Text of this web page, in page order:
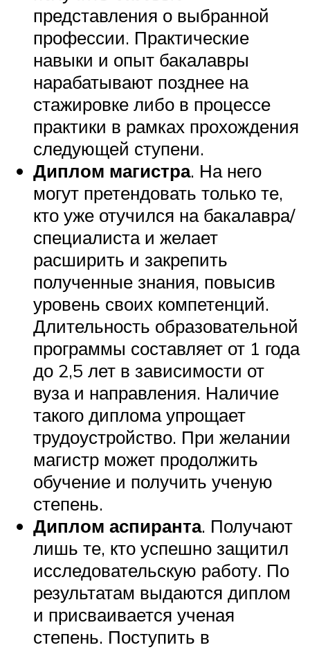
представления о выбранной
профессии. Практические
навыки и опыт бакалавры
нарабатывают позднее на
стажировке либо в процессе
практики в рамках прохождения
следующей ступени.
Диплом магистра. На него
могут претендовать только те,
кто уже отучился на бакалавра/
специалиста и желает
расширить и закрепить
полученные знания, повысив
уровень своих компетенций.
Длительность образовательной
программы составляет от 1 года
до 2,5 лет в зависимости от
вуза и направления. Наличие
такого диплома упрощает
трудоустройство. При желании
магистр может продолжить
обучение и получить ученую
степень.
Диплом аспиранта. Получают
лишь те, кто успешно защитил
исследовательскую работу. По
результатам выдаются диплом
и присваивается ученая
степень. Поступить в